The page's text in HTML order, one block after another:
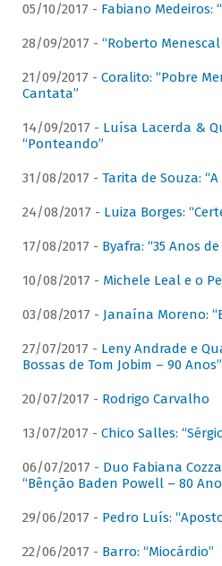
05/10/2017 - Fabiano Medeiros:
28/09/2017 - “Roberto Menescal
21/09/2017 - Coralito: “Pobre
Cantata”
14/09/2017 - Luísa Lacerda &
“Ponteando”
31/08/2017 - Tarita de Souza:
24/08/2017 - Luiza Borges:
17/08/2017 - Byafra: “35 Anos de
10/08/2017 - Michele Leal e o
03/08/2017 - Janaína Moreno:
27/07/2017 - Leny Andrade e
Bossas de Tom Jobim – 90 Anos”
20/07/2017 - Rodrigo Carvalho
13/07/2017 - Chico Salles:
06/07/2017 - Duo Fabiana
“Bênção Baden Powell – 80
29/06/2017 - Pedro Luís:
22/06/2017 - Barro: “Miocárdio”